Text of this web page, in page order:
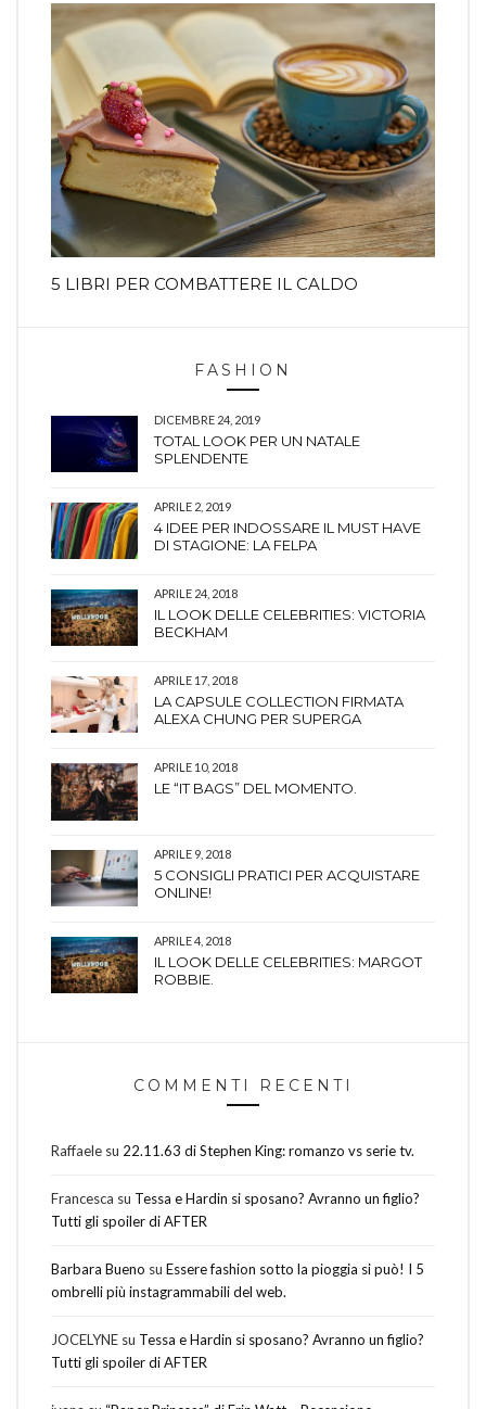
5 LIBRI PER COMBATTERE IL CALDO
FASHION
DICEMBRE 24, 2019
TOTAL LOOK PER UN NATALE
SPLENDENTE
APRILE 2, 2019
4 IDEE PER INDOSSARE IL MUST HAVE
DI STAGIONE: LA FELPA
APRILE 24, 2018
IL LOOK DELLE CELEBRITIES: VICTORIA
BECKHAM
APRILE 17, 2018
LA CAPSULE COLLECTION FIRMATA
ALEXA CHUNG PER SUPERGA
APRILE 10, 2018
LE “IT BAGS” DEL MOMENTO.
APRILE 9, 2018
5 CONSIGLI PRATICI PER ACQUISTARE
ONLINE!
APRILE 4, 2018
IL LOOK DELLE CELEBRITIES: MARGOT
ROBBIE.
COMMENTI RECENTI
Raffaele su 22.11.63 di Stephen King: romanzo vs serie tv.
Francesca su Tessa e Hardin si sposano? Avranno un figlio?
Tutti gli spoiler di AFTER
Barbara Bueno su Essere fashion sotto la pioggia si può! I 5
ombrelli più instagrammabili del web.
JOCELYNE su Tessa e Hardin si sposano? Avranno un figlio?
Tutti gli spoiler di AFTER